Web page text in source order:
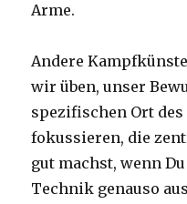
Arme.
Andere
wir üben, unser
spezifischen Ort des
fokussieren, die
gut machst, wenn
Technik genauso